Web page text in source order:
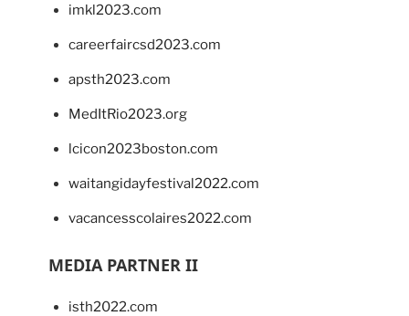
imkl2023.com
careerfaircsd2023.com
apsth2023.com
MedItRio2023.org
lcicon2023boston.com
waitangidayfestival2022.com
vacancesscolaires2022.com
MEDIA PARTNER II
isth2022.com